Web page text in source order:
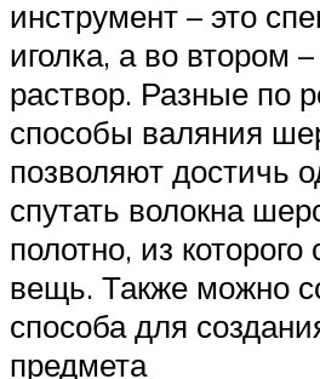
инструмент – это
иголка, а во втором
раствор. Разные по
способы валяния
позволяют достичь
спутать волокна
полотно, из которого
вещь. Также можно
способа для
предмета